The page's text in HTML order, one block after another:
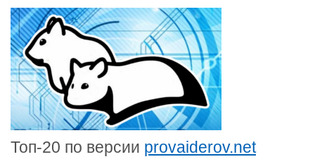
Топ-20 по версии provaiderov.net